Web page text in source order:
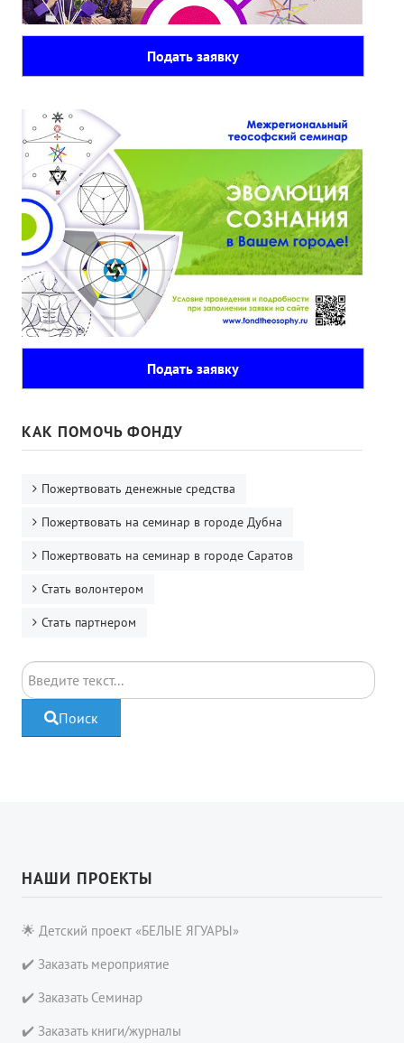
Подать заявку
Подать заявку
КАК ПОМОЧЬ ФОНДУ
Пожертвовать денежные средства
Пожертвовать на семинар в городе Дубна
Пожертвовать на семинар в городе Саратов
Стать волонтером
Стать партнером
Поиск
Поиск
НАШИ ПРОЕКТЫ
🌟 Детский проект «БЕЛЫЕ ЯГУАРЫ»
✔️ Заказать мероприятие
✔️ Заказать Семинар
✔️ Заказать книги/журналы